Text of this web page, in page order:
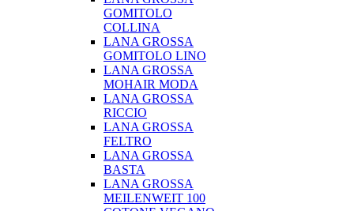
GOMITOLO
COLLINA
LANA GROSSA
GOMITOLO LINO
LANA GROSSA
MOHAIR MODA
LANA GROSSA
RICCIO
LANA GROSSA
FELTRO
LANA GROSSA
BASTA
LANA GROSSA
MEILENWEIT 100